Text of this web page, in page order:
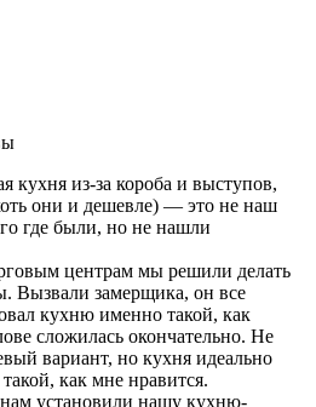
кухня из-за короба и выступов,
они и дешевле) — это не наш
где были, но не нашли
центрам мы решили делать
Вызвали замерщика, он все
кухню именно такой, как
сложилась окончательно. Не
вариант, но кухня идеально
как мне нравится.
установили нашу кухню-